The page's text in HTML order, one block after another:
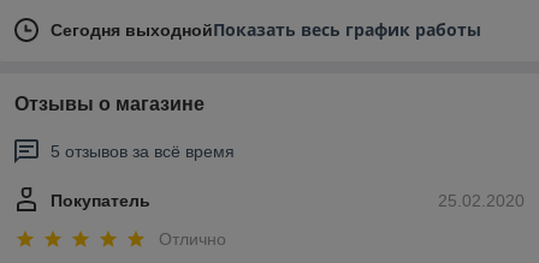
Сегодня выходнойПоказать весь график работы
Отзывы о магазине
5 отзывов за всё время
25.02.2020
Покупатель
Отлично